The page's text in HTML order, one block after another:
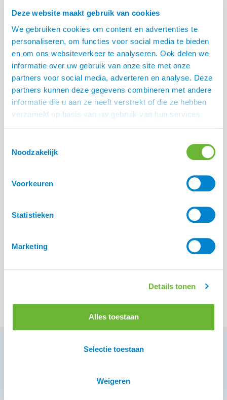
Deze website maakt gebruik van cookies
We gebruiken cookies om content en advertenties te
personaliseren, om functies voor social media te bieden
en om ons websiteverkeer te analyseren. Ook delen we
informatie over uw gebruik van onze site met onze
partners voor social media, adverteren en analyse. Deze
partners kunnen deze gegevens combineren met andere
informatie die u aan ze heeft verstrekt of die ze hebben
verzameld op basis van uw gebruik van hun services.
Noodzakelijk
Voorkeuren
Statistieken
Marketing
Details tonen
Alles toestaan
Selectie toestaan
Weigeren
hoevenkrabber met
borstel
€ 2,50
7,95 8,95
SALE
€9,95€7,50
Shampoo Bar Horse
€13,95
Zonder al te veel inspanning van de ruiter, verwijderd de